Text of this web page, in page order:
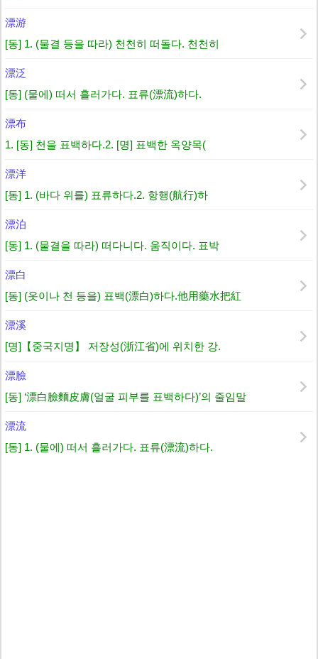
漂游
[동] 1. (물결 등을 따라) 천천히 떠돌다. 천천히
漂泛
[동] (물에) 떠서 흘러가다. 표류(漂流)하다.
漂布
1. [동] 천을 표백하다.2. [명] 표백한 옥양목(
漂洋
[동] 1. (바다 위를) 표류하다.2. 항행(航行)하
漂泊
[동] 1. (물결을 따라) 떠다니다. 움직이다. 표박
漂白
[동] (옷이나 천 등을) 표백(漂白)하다.他用藥水把紅
漂溪
[명]【중국지명】 저장성(浙江省)에 위치한 강.
漂臉
[동] ‘漂白臉麵皮膚(얼굴 피부를 표백하다)’의 줄임말
漂流
[동] 1. (물에) 떠서 흘러가다. 표류(漂流)하다.